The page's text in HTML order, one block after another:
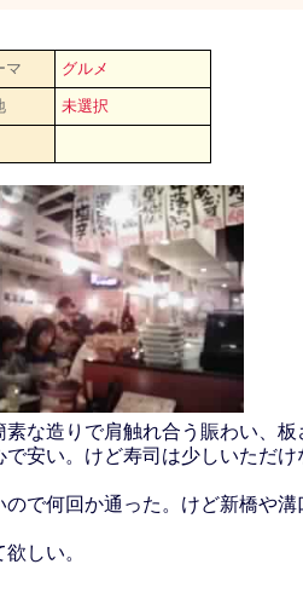
マ グルメ
未選択
な造りで肩触れ合う賑わい、板
安い。けど寿司は少しいただけ
で何回か通った。けど新橋や溝
しい。